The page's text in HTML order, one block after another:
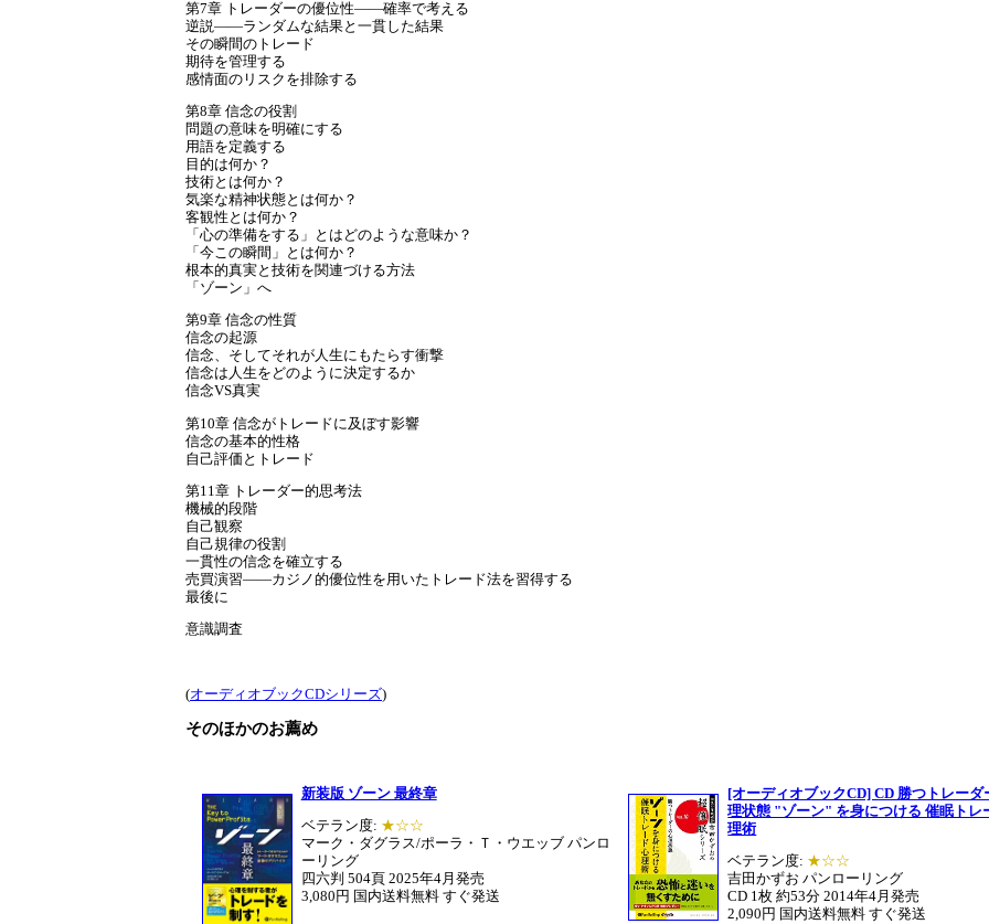
第7章 トレーダーの優位性――確率で考える
逆説――ランダムな結果と一貫した結果
その瞬間のトレード
期待を管理する
感情面のリスクを排除する
第8章 信念の役割
問題の意味を明確にする
用語を定義する
目的は何か？
技術とは何か？
気楽な精神状態とは何か？
客観性とは何か？
「心の準備をする」とはどのような意味か？
「今この瞬間」とは何か？
根本的真実と技術を関連づける方法
「ゾーン」へ
第9章 信念の性質
信念の起源
信念、そしてそれが人生にもたらす衝撃
信念は人生をどのように決定するか
信念VS真実
第10章 信念がトレードに及ぼす影響
信念の基本的性格
自己評価とトレード
第11章 トレーダー的思考法
機械的段階
自己観察
自己規律の役割
一貫性の信念を確立する
売買演習――カジノ的優位性を用いたトレード法を習得する
最後に
意識調査
(オーディオブックCDシリーズ)
そのほかのお薦め
新装版 ゾーン 最終章
ベテラン度: ★☆☆
マーク・ダグラス/ポーラ・Ｔ・ウエッブ パンロ
ーリング
四六判 504頁 2025年4月発売
3,080円 国内送料無料 すぐ発送
[オーディオブックCD] CD 勝つトレーダ
理状態 "ゾーン" を身につける 催眠トレ
理術
ベテラン度: ★☆☆
吉田かずお パンローリング
CD 1枚 約53分 2014年4月発売
2,090円 国内送料無料 すぐ発送